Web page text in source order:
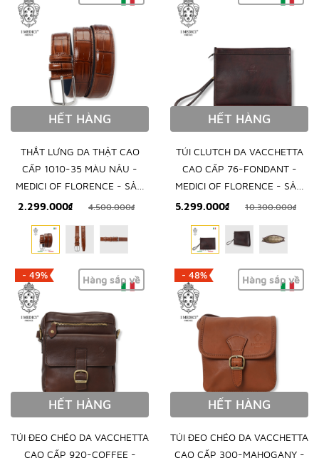
HẾT HÀNG
THẮT LƯNG DA THẬT CAO
CẤP 1010-35 MÀU NÂU -
MEDICI OF FLORENCE - SẢN
XUẤT THỦ CÔNG TẠI ITALIA
2.299.000₫ 4.500.000₫
HẾT HÀNG
TÚI CLUTCH DA VACCHETTA
CAO CẤP 76-FONDANT -
MEDICI OF FLORENCE - SẢN
XUẤT THỦ CÔNG TẠI ITALY
5.299.000₫ 10.300.000₫
- 49% Hàng sắp về
HẾT HÀNG
TÚI ĐEO CHÉO DA VACCHETTA
CAO CẤP 920-COFFEE -
- 48% Hàng sắp về
HẾT HÀNG
TÚI ĐEO CHÉO DA VACCHETTA
CAO CẤP 300-MAHOGANY -